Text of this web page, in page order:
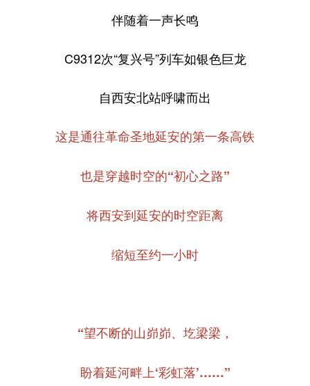
河南 湖北
广西 海南
甘肃 青海
内蒙古 黑龙江
伴随着一声长鸣
C9312次“复兴号”列车如银色巨龙
自西安北站呼啸而出
这是通往革命圣地延安的第一条高铁
也是穿越时空的“初心之路”
将西安到延安的时空距离
缩短至约一小时
“望不断的山峁峁、圪梁梁，
盼着延河畔上‘彩虹落’……”